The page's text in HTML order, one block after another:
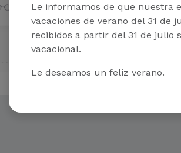
Le informamos de que nuestra
vacaciones de verano del 31 de
recibidos a partir del 31 de julio
vacacional.
Le deseamos un feliz verano.